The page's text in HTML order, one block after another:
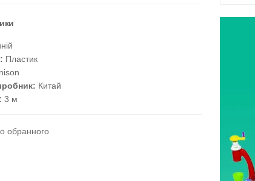
Пластик
Китай
3 м
обранного